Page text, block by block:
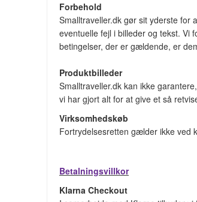
Forbehold
Smalltraveller.dk gør sit yderste for
eventuelle fejl i billeder og tekst. Vi
betingelser, der er gældende, er
Produktbilleder
Smalltraveller.dk kan ikke
vi har gjort alt for at give et så
Virksomhedskøb
Fortrydelsesretten gælder ikke ved
Betalningsvillkor
Klarna Checkout